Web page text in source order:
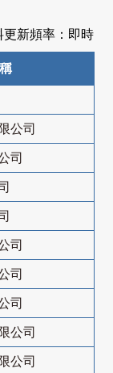
更新頻率：即時
公司
司
司
司
司
公司
公司